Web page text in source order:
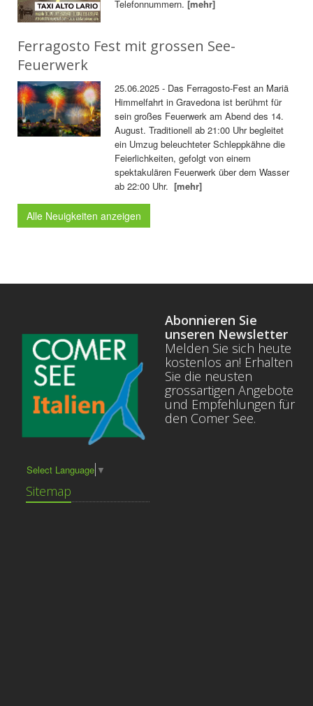
Telefonnummern.[mehr]
Ferragosto Fest mit grossen See-
Feuerwerk
25.06.2025 - Das Ferragosto-Fest an Mariä
Himmelfahrt in Gravedona ist berühmt für
sein großes Feuerwerk am Abend des 14.
August. Traditionell ab 21:00 Uhr begleitet
ein Umzug beleuchteter Schleppkähne die
Feierlichkeiten, gefolgt von einem
spektakulären Feuerwerk über dem Wasser
ab 22:00 Uhr.[mehr]
Alle Neuigkeiten anzeigen
Select Language ▼
Sitemap
Abonnieren Sie
unseren Newsletter
Melden Sie sich heute
kostenlos an! Erhalten
Sie die neusten
grossartigen Angebote
und Empfehlungen für
den Comer See.